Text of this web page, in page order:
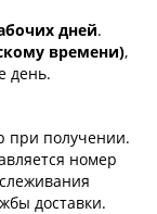
дней.
времени),
день.
при получении.
номер
доставки.